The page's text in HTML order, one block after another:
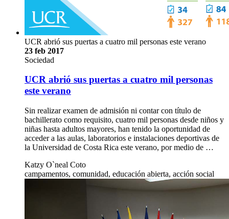
UCR abrió sus puertas a cuatro mil personas este verano
23 feb 2017
Sociedad
UCR abrió sus puertas a cuatro mil personas
este verano
Sin realizar examen de admisión ni contar con título de
bachillerato como requisito, cuatro mil personas desde niños y
niñas hasta adultos mayores, han tenido la oportunidad de
acceder a las aulas, laboratorios e instalaciones deportivas de
la Universidad de Costa Rica este verano, por medio de …
Katzy O`neal Coto
campamentos, comunidad, educación abierta, acción social